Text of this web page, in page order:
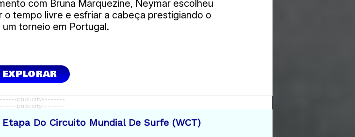
com Bruna Marquezine, Neymar escolheu
o tempo livre e esfriar a cabeça prestigiando o
um torneio em Portugal.
EXPLORAR
publicity--------
publicity--------
Do Circuito Mundial De Surfe (WCT)